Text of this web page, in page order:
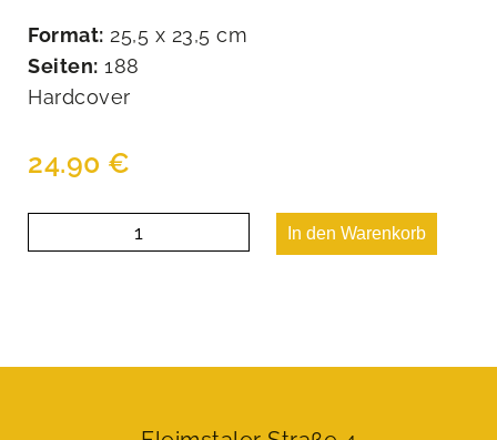
Format: 25,5 x 23,5 cm
Seiten: 188
Hardcover
24.90 €
Die
Deutschen
In den Warenkorb